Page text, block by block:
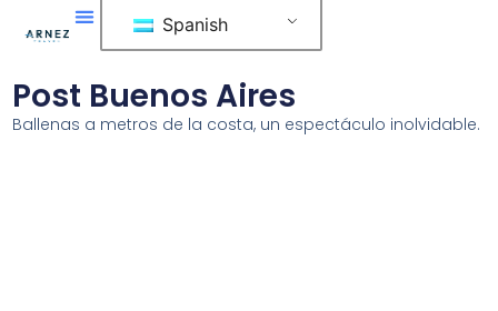
Spanish
Post Buenos Aires
Ballenas a metros de la costa, un espectáculo inolvidable.